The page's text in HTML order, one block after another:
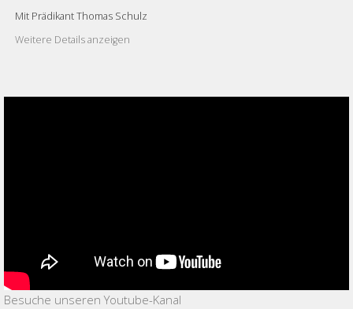
Mit Prädikant Thomas Schulz
Weitere Details anzeigen
Besuche unseren Youtube-Kanal